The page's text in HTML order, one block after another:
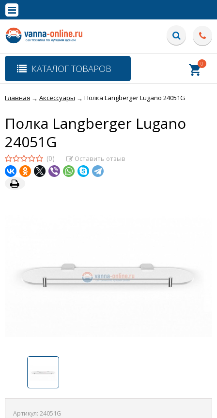
Полная версия сайта
КАТАЛОГ ТОВАРОВ 0
Главная → Аксессуары → Полка Langberger Lugano 24051G
Полка Langberger Lugano
24051G
(0) Оставить отзыв
Артикул: 24051G